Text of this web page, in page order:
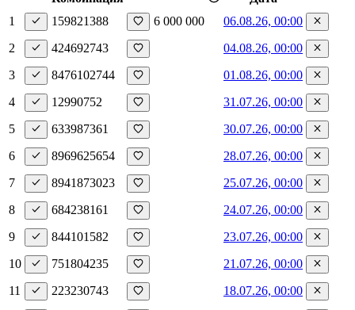
1
1 59821388 6 000 000
06.08.26, 00:00
2
424692743
04.08.26, 00:00
3
8476102744
01.08.26, 00:00
4
1 2990752
31.07.26, 00:00
5
633987361
30.07.26, 00:00
6
8969625654
28.07.26, 00:00
7
8941873023
25.07.26, 00:00
8
684238161
24.07.26, 00:00
9
844101582
23.07.26, 00:00
10
751804235
21.07.26, 00:00
11
223230743
18.07.26, 00:00